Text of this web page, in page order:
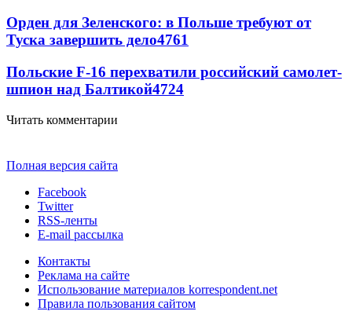
Орден для Зеленского: в Польше требуют от
Туска завершить дело4761
Польские F-16 перехватили российский самолет-
шпион над Балтикой4724
Читать комментарии
Полная версия сайта
Facebook
Twitter
RSS-ленты
E-mail рассылка
Контакты
Реклама на сайте
Использование материалов korrespondent.net
Правила пользования сайтом